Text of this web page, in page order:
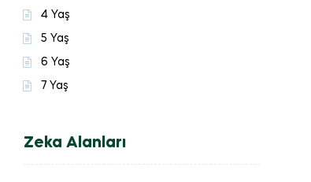
4 Yaş
5 Yaş
6 Yaş
7 Yaş
Zeka Alanları